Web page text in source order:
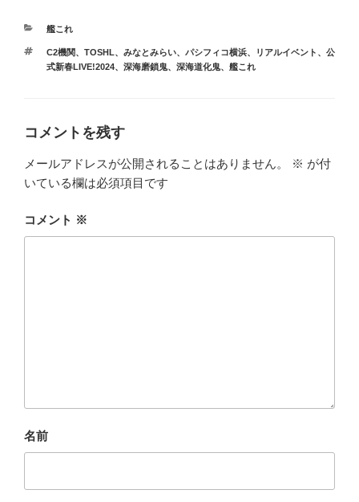
カ
ゴ
リ
艦これ
タ
グ
C2機関、 TOSHL、 みなとみらい、 パシフィコ横浜、 リアルイベント 、 公
式新春LIVE!2024、 深海磨鎖鬼、 深海道化鬼、 艦これ
コメントを残す
メールアドレスが公開されることはありません。 ※ が付
いている欄は必須項目です
コメント ※
名前